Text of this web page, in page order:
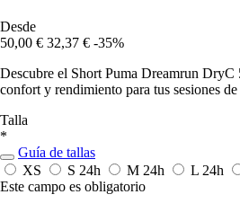
Desde
50,00 € 32,37 € -35%
Descubre el Short Puma Dreamrun DryC
confort y rendimiento para tus sesiones
Talla
*
Guía de tallas
XS
S 24h M 24h L 24h
Este campo es obligatorio